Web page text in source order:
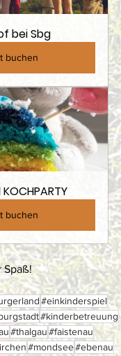
bei Sbg
buchen
buchen
Spaß!
#einkinderspiel
#kinderbetreuung
#thalgau#faistenau
#mondsee#ebenau